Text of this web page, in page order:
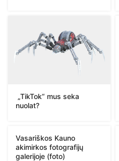
„TikTok“ mus seka
nuolat?
Vasariškos Kauno
akimirkos fotografijų
galerijoje (foto)